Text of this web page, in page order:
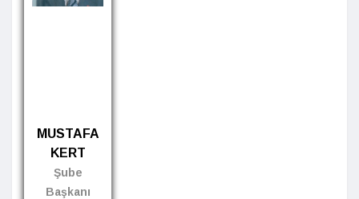
MUSTAFA
KERT
Şube
Başkanı